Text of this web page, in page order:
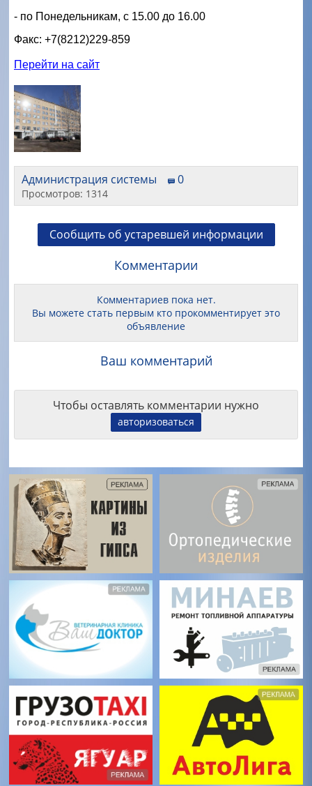
- по Понедельникам, с 15.00 до 16.00
Факс: +7(8212)229-859
Перейти на сайт
Администрация системы 0
Просмотров: 1314
Сообщить об устаревшей информации
Комментарии
Комментариев пока нет.
Вы можете стать первым кто прокомментирует это
объявление
Ваш комментарий
Чтобы оставлять комментарии нужно
авторизоваться